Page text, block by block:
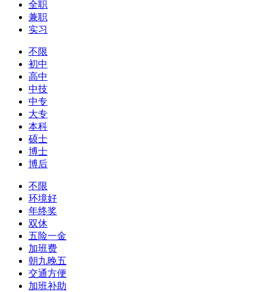
全职
兼职
实习
不限
初中
高中
中技
中专
大专
本科
硕士
博士
博后
不限
环境好
年终奖
双休
五险一金
加班费
朝九晚五
交通方便
加班补助